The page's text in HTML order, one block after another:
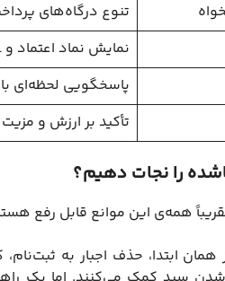
تنوع درگاه‌های
نمایش نماد اعتماد و SSL
پاسخگویی لحظه‌ای
تأکید بر ارزش و مزیت
را نجات دهیم؟
همه‌ی این موانع قابل رفع
ابتدا، حذف اجبار به